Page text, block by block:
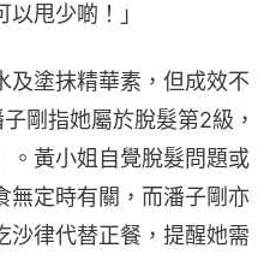
甩少啲！」
及塗抹精華素，但成效不
剛指她屬於脫髮第2級，
。黃小姐自覺脫髮問題或
無定時有關，而潘子剛亦
沙律代替正餐，提醒她需